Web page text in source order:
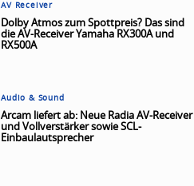
AV Receiver
Dolby Atmos zum Spottpreis? Das sind
die AV-Receiver Yamaha RX300A und
RX500A
Audio & Sound
Arcam liefert ab: Neue Radia AV-Receiver
und Vollverstärker sowie SCL-
Einbaulautsprecher